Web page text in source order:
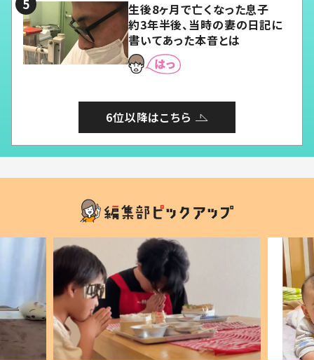
生後8ヶ月で亡くなった息子
約3年半後、当時の妻の日記に
書いてあった本音とは
6位以降はこちら